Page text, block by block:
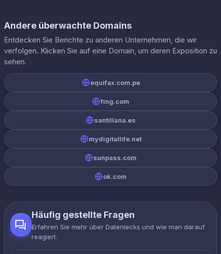
Andere überwachte Domains
Entdecken Sie Berichte zu anderen Unternehmen, die wir
verfolgen. Klicken Sie auf eine Domain, um deren Exposition zu
sehen.
equifax.com.pe
fing.com
santillana.es
mydigitallife.net
sunpass.com
ok.com
Häufig gestellte Fragen
Erfahren Sie mehr über Datenlecks und wie man darauf
reagiert.